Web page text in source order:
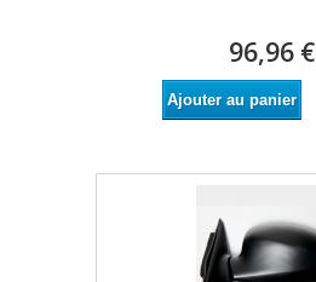
96,96 €
Ajouter au panier